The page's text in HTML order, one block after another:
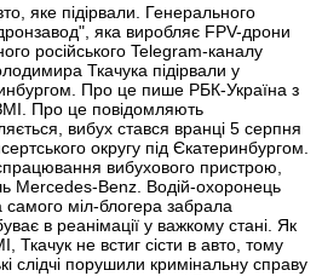
яке підірвали. Генерального
яка виробляє FPV-дрони
російського Telegram-каналу
Ткачука підірвали у
Про це пише РБК-Україна з
Про це повідомляють
вибух стався вранці 5 серпня
округу під Єкатеринбургом.
вибухового пристрою,
Mercedes-Benz. Водій-охоронець
самого міл-блогера забрала
в реанімації у важкому стані. Як
Ткачук не встиг сісти в авто, тому
слідчі порушили кримінальну справу